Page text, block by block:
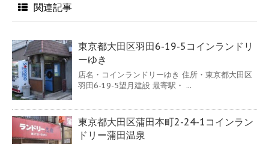
関連記事
東京都大田区羽田6-19-5コインランドリ
ーゆき
店名・コインランドリーゆき 住所・東京都大田区
羽田6-19-5望月建設 最寄駅・ ...
東京都大田区蒲田本町2-24-1コインラン
ドリー蒲田温泉